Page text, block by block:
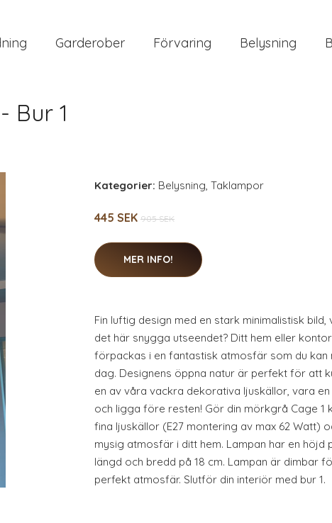
Garderober Förvaring Belysning
Bur 1
Kategorier: Belysning, Taklampor
445 SEK 905 SEK
MER INFO!
Fin luftig design med en stark minimalistisk bild,
det här snygga utseendet? Ditt hem eller
förpackas i en fantastisk atmosfär som du kan
dag. Designens öppna natur är perfekt för att
en av våra vackra dekorativa ljuskällor, vara
och ligga före resten! Gör din mörkgrå Cage 1
fina ljuskällor (E27 montering av max 62 Watt)
mysig atmosfär i ditt hem. Lampan har en höjd
längd och bredd på 18 cm. Lampan är dimbar
perfekt atmosfär. Slutför din interiör med bur 1.